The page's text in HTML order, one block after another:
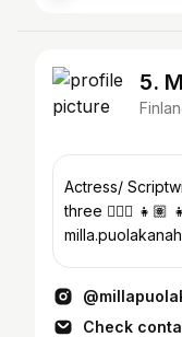
5.
Actress/
three 👱🏼‍♀️ 👧🏽 👧🏼 ❤️ 📩 :
Check